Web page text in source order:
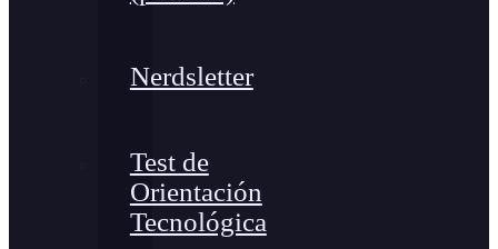
Nerdsletter
Test de
Orientación
Tecnológica